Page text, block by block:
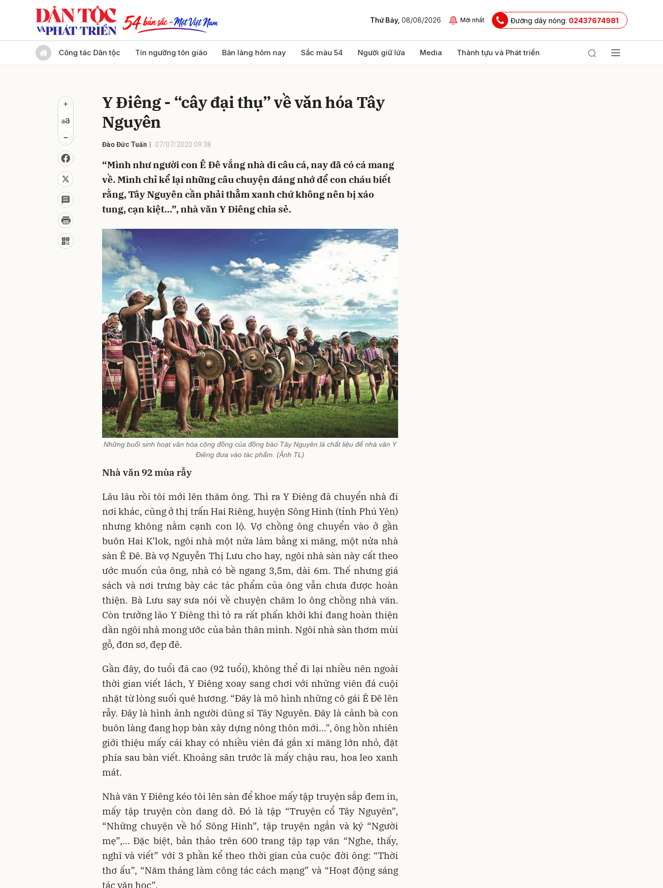
Thứ Bảy, 08/08/2026 Mới nhất Đường dây nóng: 02437674981
Công tác Dân tộc Tín ngưỡng tôn giáo Bản làng hôm nay Sắc màu 54 Người giữ lửa Media Thành tựu và Phát triển
Y Điêng - “cây đại thụ” về văn hóa Tây
Nguyên
Đào Đức Tuấn 07/07/2020 09:38
“Mình như người con Ê Đê vắng nhà đi câu cá, nay đã có cá mang
về. Mình chỉ kể lại những câu chuyện đáng nhớ để con cháu biết
rằng, Tây Nguyên cần phải thẳm xanh chứ không nên bị xáo
tung, cạn kiệt…”, nhà văn Y Điêng chia sẻ.
Những buổi sinh hoạt văn hóa cộng đồng của đồng bào Tây Nguyên là chất liệu để nhà văn Y
Điêng đưa vào tác phẩm. (Ảnh TL)
Nhà văn 92 mùa rẫy
Lâu lâu rồi tôi mới lên thăm ông. Thì ra Y Điêng đã chuyển nhà đi
nơi khác, cũng ở thị trấn Hai Riêng, huyện Sông Hinh (tỉnh Phú Yên)
nhưng không nằm cạnh con lộ. Vợ chồng ông chuyển vào ở gần
buôn Hai K’lok, ngôi nhà một nửa làm bằng xi măng, một nửa nhà
sàn Ê Đê. Bà vợ Nguyễn Thị Lưu cho hay, ngôi nhà sàn này cất theo
ước muốn của ông, nhà có bề ngang 3,5m, dài 6m. Thế nhưng giá
sách và nơi trưng bày các tác phẩm của ông vẫn chưa được hoàn
thiện. Bà Lưu say sưa nói về chuyện chăm lo ông chồng nhà văn.
Còn trưởng lão Y Điêng thì tỏ ra rất phấn khởi khi đang hoàn thiện
dần ngôi nhà mong ước của bản thân mình. Ngôi nhà sàn thơm mùi
gỗ, đơn sơ, đẹp đẽ.
Gần đây, do tuổi đã cao (92 tuổi), không thể đi lại nhiều nên ngoài
thời gian viết lách, Y Điêng xoay sang chơi với những viên đá cuội
nhặt từ lòng suối quê hương. “Đây là mô hình những cô gái Ê Đê lên
rẫy. Đây là hình ảnh người dũng sĩ Tây Nguyên. Đây là cảnh bà con
buôn làng đang họp bàn xây dựng nông thôn mới…”, ông hồn nhiên
giới thiệu mấy cái khay có nhiều viên đá gắn xi măng lớn nhỏ, đặt
phía sau bàn viết. Khoảng sân trước là mấy chậu rau, hoa leo xanh
mát.
Nhà văn Y Điêng kéo tôi lên sàn để khoe mấy tập truyện sắp đem in,
mấy tập truyện còn dang dở. Đó là tập “Truyện cổ Tây Nguyên”,
“Những chuyện về hổ Sông Hinh”, tập truyện ngắn và ký “Người
mẹ”,… Đặc biệt, bản thảo trên 600 trang tập tạp văn “Nghe, thấy,
nghĩ và viết” với 3 phần kể theo thời gian của cuộc đời ông: “Thời
thơ ấu”, “Năm tháng làm công tác cách mạng” và “Hoạt động sáng
tác văn học”.
Gửi bình luận
Hủy